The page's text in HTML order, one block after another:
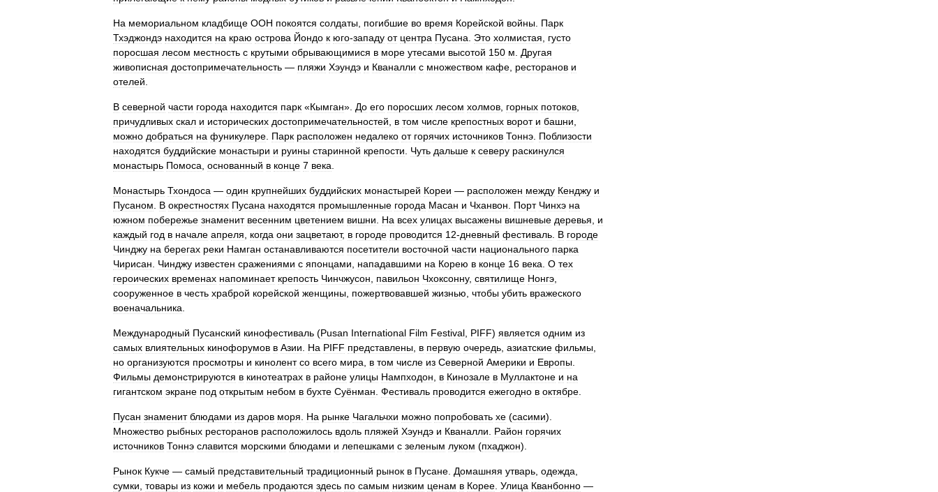
На мемориальном кладбище ООН покоятся солдаты погибшие во время Корейской войны Парк
Тхэджондэ находится на краю острова Йондо к юго-западу от центра Пусана Это холмистая
густо
поросшая лесом местность с крутыми обрывающимися в море утесами высотой 150 м
Другая
живописная достопримечательность — пляжи Хэундэ и Кваналли с множеством кафе ресторанов и
отелей
В северной части города находится парк «Кымган». До его поросших лесом холмов горных потоков
причудливых скал и исторических достопримечательностей в том числе крепостных ворот и башни
можно добраться на фуникулере Парк расположен недалеко от горячих источников Тоннэ Поблизости
находятся буддийские монастыри и руины старинной крепости Чуть дальше к северу раскинулся
монастырь Помоса основанный в конце 7 века
Монастырь Тхондоса — один крупнейших буддийских монастырей Кореи — расположен между Кенджу и
Пусаном
В окрестностях Пусана находятся промышленные города Масан и Чханвон Порт Чинхэ на
южном побережье знаменит весенним цветением вишни На всех улицах высажены вишневые деревья
и
каждый год в начале апреля когда они зацветают, в городе проводится 12-дневный фестиваль В городе
Чинджу на берегах реки Намган останавливаются посетители восточной части национального парка
Чирисан
Чинджу известен сражениями с японцами нападавшими на Корею в конце 16 века О тех
героических временах напоминает крепость Чинчжусон павильон Чхоксонну, святилище Нонгэ
сооруженное в честь храброй корейской женщины пожертвовавшей жизнью чтобы убить вражеского
военачальника
Международный Пусанский кинофестиваль (Pusan International Film Festival PIFF) является одним из
самых влиятельных кинофорумов в Азии На PIFF представлены в первую очередь азиатские фильмы
но организуются просмотры и кинолент со всего мира в том числе из Северной Америки и Европы
Фильмы демонстрируются в кинотеатрах в районе улицы Нампходон в Кинозале в Муллактоне и на
гигантском экране под открытым небом в бухте Суёнман Фестиваль проводится ежегодно в октябре
Пусан знаменит блюдами из даров моря На рынке Чагальчхи можно попробовать хе (сасими).
Множество рыбных ресторанов расположилось вдоль пляжей Хэундэ и Кваналли Район горячих
источников Тоннэ славится морскими блюдами и лепешками с зеленым луком (пхаджон).
Рынок Кукче — самый представительный традиционный рынок в Пусане Домашняя утварь одежда
сумки товары из кожи и мебель продаются здесь по самым низким ценам в Корее Улица Кванбонно —